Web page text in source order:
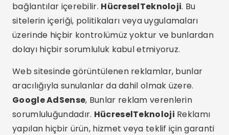
bağlantılar içerebilir. HücreselTeknoloji. Bu
sitelerin içeriği, politikaları veya uygulamaları
üzerinde hiçbir kontrolümüz yoktur ve bunlardan
dolayı hiçbir sorumluluk kabul etmiyoruz.
Web sitesinde görüntülenen reklamlar, bunlar
aracılığıyla sunulanlar da dahil olmak üzere.
Google AdSense, Bunlar reklam verenlerin
sorumluluğundadır. HücreselTeknoloji Reklamı
yapılan hiçbir ürün, hizmet veya teklif için garanti